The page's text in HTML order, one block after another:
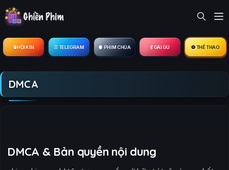
🔒︎ HỘI KÍN ☰ TELEGRAM 🍿 PHIM CHÙA 💃 GÁI GÚ ⚽ THỂ THAO
DMCA
DMCA & Bản quyền nội dung